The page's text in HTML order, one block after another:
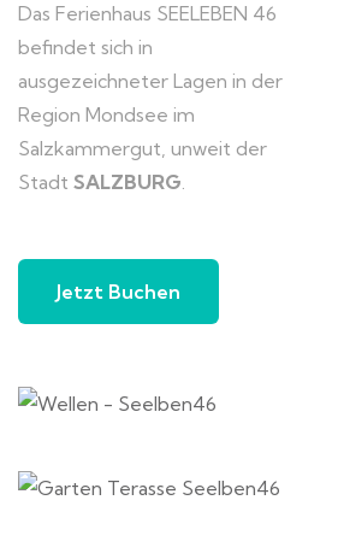
Das Ferienhaus SEELEBEN 46
befindet sich in
ausgezeichneter Lagen in der
Region Mondsee im
Salzkammergut, unweit der
Stadt SALZBURG.
Jetzt Buchen